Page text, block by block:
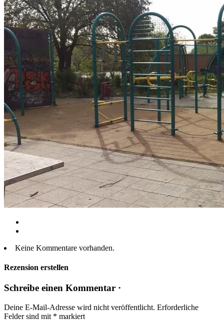
Keine Kommentare vorhanden.
Rezension erstellen
Schreibe einen Kommentar ·
Deine E-Mail-Adresse wird nicht veröffentlicht. Erforderliche
Felder sind mit * markiert